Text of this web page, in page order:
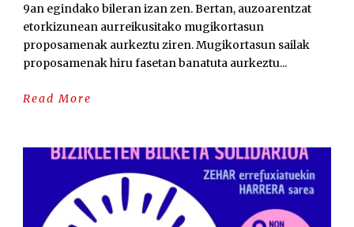
9an egindako bileran izan zen. Bertan, auzoarentzat
etorkizunean aurreikusitako mugikortasun
proposamenak aurkeztu ziren. Mugikortasun sailak
proposamenak hiru fasetan banatuta aurkeztu...
Read More